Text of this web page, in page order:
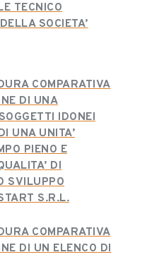
TECNICO
SOCIETA’
COMPARATIVA
DI UNA
IDONEI
UNA UNITA’
PIENO E
DI
SVILUPPO
S.R.L.
COMPARATIVA
DI UN ELENCO DI